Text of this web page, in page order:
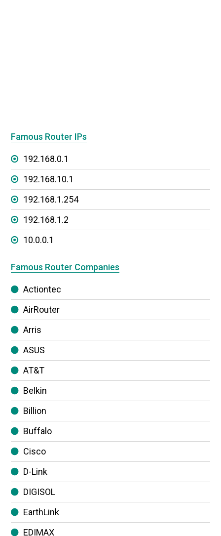
Famous Router IPs
192.168.0.1
192.168.10.1
192.168.1.254
192.168.1.2
10.0.0.1
Famous Router Companies
Actiontec
AirRouter
Arris
ASUS
AT&T
Belkin
Billion
Buffalo
Cisco
D-Link
DIGISOL
EarthLink
EDIMAX